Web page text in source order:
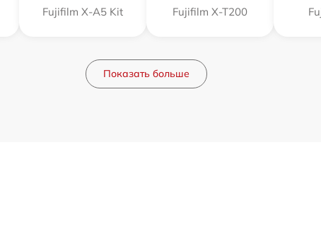
Fujifilm X-A5 Kit Fujifilm X-T200
Показать больше